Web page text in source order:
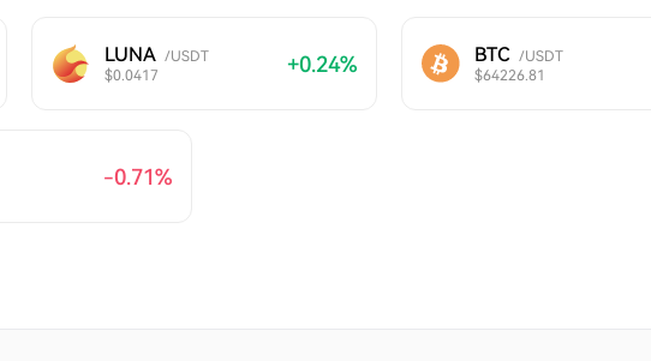
LUNA /USDT
$0.0417
+0.24% BTC /USDT
$64226.81
-0.71%